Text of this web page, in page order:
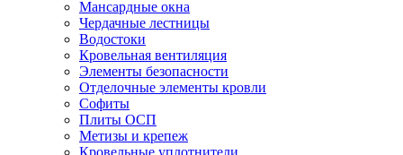
Мансардные окна
Чердачные лестницы
Водостоки
Кровельная вентиляция
Элементы безопасности
Отделочные элементы кровли
Софиты
Плиты ОСП
Метизы и крепеж
Кровельные уплотнители